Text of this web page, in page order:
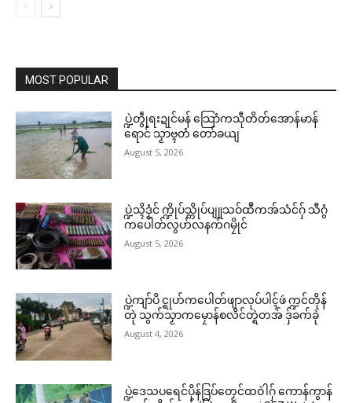
MOST POPULAR
ပ္ဍဲတွဵုရးဍုင်မန် သြောံကသီုတိတ်အောန်မာန်
ရောင် သၟာဗ္ၚတံ တော်ခယျ
August 5, 2026
ပ္ဍဲသ္ၚိဒၟံင် က္ဍိုပ်သ္ကိုပ်ပျူသဝ်ထဳကအ်သံင်ဂှ် သီဂွံ
ကပေါတ်လွဟ်လနက်ဂမၠိုင်
August 5, 2026
ပ္ဍဲကျာ်ပိ င္ရုဟ်ကပေါတ်ဖျာလုပ်ပါၚ်ဖဴ က္ဍင်တိုန်
တုဲ သွက်သၟာကမၠောန်စလိင်တ္ရဲတအ် ဒှ်ခက်ခုဲ
August 4, 2026
ပ္ဍဲဒေသပရေင်ပိုန်ဒြပ်တၟေင်ထဝဲါဂှ် ကောန်ကွာန်